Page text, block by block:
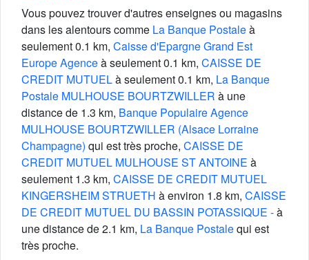
Vous pouvez trouver d'autres enseignes ou magasins
dans les alentours comme La Banque Postaleà
seulement 0.1 km, Caisse d'Epargne Grand Est
Europe Agenceà seulement 0.1 km, CAISSE DE
CREDIT MUTUELà seulement 0.1 km, La Banque
Postale MULHOUSE BOURTZWILLER à une
distance de 1.3 km, Banque Populaire Agence
MULHOUSE BOURTZWILLER (Alsace Lorraine
Champagne) qui est très proche, CAISSE DE
CREDIT MUTUEL MULHOUSE ST ANTOINE à
seulement 1.3 km, CAISSE DE CREDIT MUTUEL
KINGERSHEIM STRUETH à environ 1.8 km, CAISSE
DE CREDIT MUTUEL DU BASSIN POTASSIQUE -à
une distance de 2.1 km, La Banque Postalequi est
très proche.